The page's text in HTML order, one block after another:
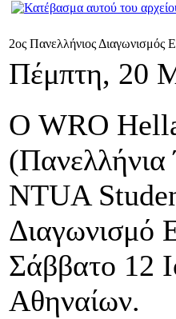
2ος Πανελλήνιος Διαγωνισμός
Πέμπτη, 20
Ο WRO
NTUA
Διαγωνισμό
Σάββατο 12
Αθηναίων.